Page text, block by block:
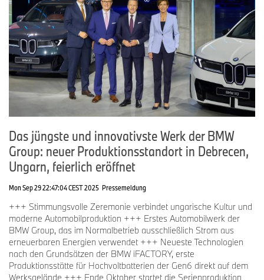
Das jüngste und innovativste Werk der BMW
Group: neuer Produktionsstandort in Debrecen,
Ungarn, feierlich eröffnet
Mon Sep 29 22:47:04 CEST 2025 Pressemeldung
+++ Stimmungsvolle Zeremonie verbindet ungarische Kultur und
moderne Automobilproduktion +++ Erstes Automobilwerk der
BMW Group, das im Normalbetrieb ausschließlich Strom aus
erneuerbaren Energien verwendet +++ Neueste Technologien
nach den Grundsätzen der BMW iFACTORY, erste
Produktionsstätte für Hochvoltbatterien der Gen6 direkt auf dem
Werksgelände +++ Ende Oktober startet die Serienproduktion